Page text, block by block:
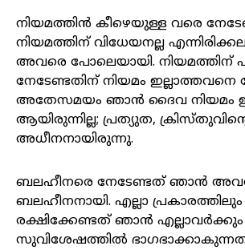
നിയമത്തിൻ കീഴെയുള്ള വരെ
നിയമത്തിന് വിധേയനല്ല
അവരെ പോലെയായി. നിയമത്തിന്
നേടേണ്ടതിന് നിയമം ഇല്ലാത്തവനെ
അതേസമയം ഞാൻ ദൈവ നിയമം
ആയിരുന്നില്ല; പ്രത്യുത,
അധീനനായിരുന്നു.
ബലഹീനരെ നേടേണ്ടത് ഞാൻ
ബലഹീനനായി. എല്ലാ
രക്ഷിക്കേണ്ടത് ഞാൻ എല്ലാവർക്കും
സുവിശേഷത്തിൽ